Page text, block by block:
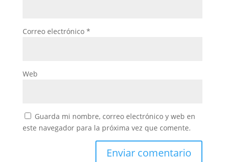
Correo electrónico *
Web
Guarda mi nombre, correo electrónico y web en
este navegador para la próxima vez que comente.